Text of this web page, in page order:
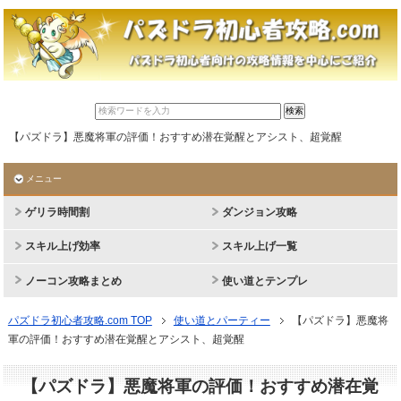
【パズドラ】悪魔将軍の評価！おすすめ潜在覚醒とアシスト、超覚醒
メニュー
ゲリラ時間割 ダンジョン攻略
スキル上げ効率 スキル上げ一覧
ノーコン攻略まとめ 使い道とテンプレ
パズドラ初心者攻略.com TOP 使い道とパーティー
【パズドラ】悪魔将
軍の評価！おすすめ潜在覚醒とアシスト、超覚醒
【パズドラ】悪魔将軍の評価！おすすめ潜在覚